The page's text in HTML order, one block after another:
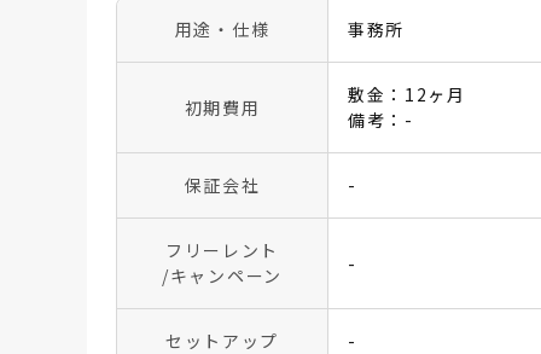
用途・仕様 事務所
初期費用
敷金：12ヶ月
備考：-
保証会社 -
フリーレント
/キャンペーン
-
セットアップ -